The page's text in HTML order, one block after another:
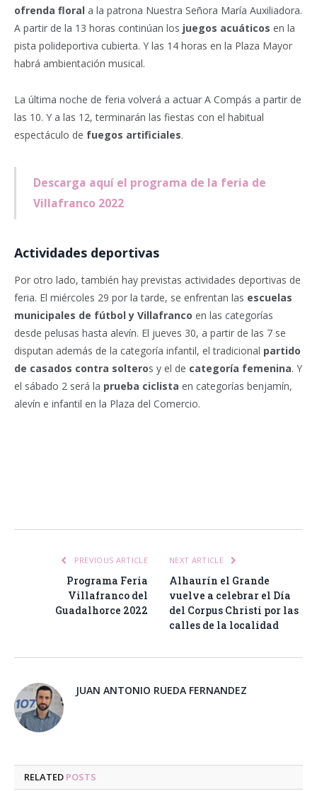
ofrenda floral a la patrona Nuestra Señora María Auxiliadora.
A partir de la 13 horas continúan los juegos acuáticos en la
pista polideportiva cubierta. Y las 14 horas en la Plaza Mayor
habrá ambientación musical.
La última noche de feria volverá a actuar A Compás a partir de
las 10. Y a las 12, terminarán las fiestas con el habitual
espectáculo de fuegos artificiales.
Descarga aquí el programa de la feria de
Villafranco 2022
Actividades deportivas
Por otro lado, también hay previstas actividades deportivas de
feria. El miércoles 29 por la tarde, se enfrentan las escuelas
municipales de fútbol y Villafranco en las categorías
desde pelusas hasta alevín. El jueves 30, a partir de las 7 se
disputan además de la categoría infantil, el tradicional partido
de casados contra solteros y el de categoría femenina. Y
el sábado 2 será la prueba ciclista en categorías benjamín,
alevín e infantil en la Plaza del Comercio.
PREVIOUS ARTICLE
Programa Feria
Villafranco del
Guadalhorce 2022
NEXT ARTICLE
Alhaurín el Grande
vuelve a celebrar el Día
del Corpus Christi por las
calles de la localidad
JUAN ANTONIO RUEDA FERNANDEZ
RELATED POSTS